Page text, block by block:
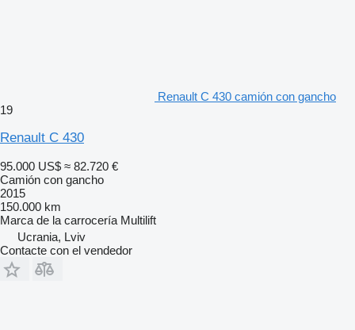
Renault C 430 camión con gancho
19
Renault C 430
95.000 US$ ≈ 82.720 €
Camión con gancho
2015
150.000 km
Marca de la carrocería Multilift
Ucrania, Lviv
Contacte con el vendedor